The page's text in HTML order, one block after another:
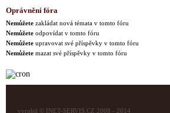
Oprávnění fóra
Nemůžete zakládat nová témata v tomto fóru
Nemůžete odpovídat v tomto fóru
Nemůžete upravovat své příspěvky v tomto fóru
Nemůžete mazat své příspěvky v tomto fóru
vyrobil © INET-SERVIS.CZ 2008 - 2014